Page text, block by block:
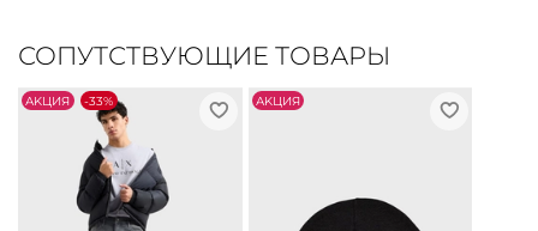
СОПУТСТВУЮЩИЕ ТОВАРЫ
АKЦИЯ -33% АKЦИЯ